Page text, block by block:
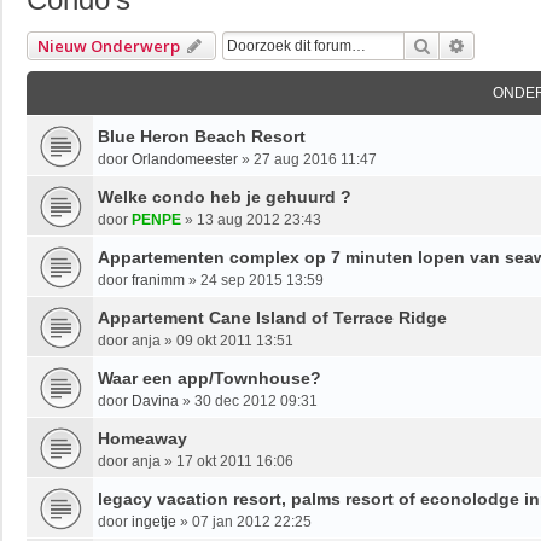
Nieuw Onderwerp Zoek
Blue Heron Beach Resort
door Orlandomeester » 27 aug 2016 11:47
Welke condo heb je gehuurd ?
door PENPE » 13 aug 2012 23:43
Appartementen complex op 7 minuten lopen van
door franimm » 24 sep 2015 13:59
Appartement Cane Island of Terrace Ridge
door anja » 09 okt 2011 13:51
Waar een app/Townhouse?
door Davina » 30 dec 2012 09:31
Homeaway
door anja » 17 okt 2011 16:06
legacy vacation resort, palms resort of econolodge
door ingetje » 07 jan 2012 22:25